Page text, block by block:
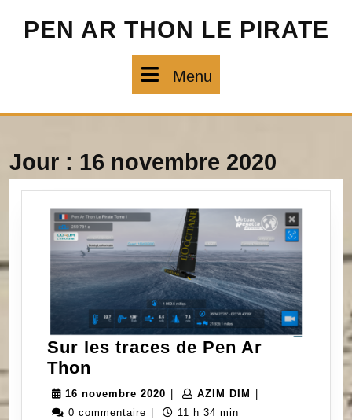
contentPEN AR THON LE PIRATE
Menu
Jour : 16 novembre 2020
Sur les traces de Pen Ar
Thon
les
traces
16 novembre 2020 16
novembre
AZIM DIM
AZIM
0 commentaire
11 h 34 min